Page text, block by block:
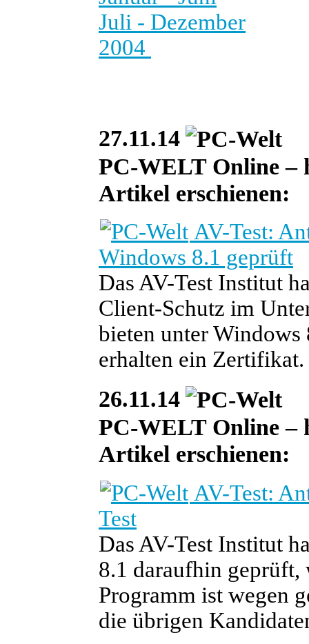
Juli - Dezember
2004
27.11.14
PC-WELT Online –
Artikel erschienen:
AV-Test:
Windows 8.1 geprüft
Das AV-Test Institut
Client-Schutz im
bieten unter Windows
erhalten ein
26.11.14
PC-WELT Online –
Artikel erschienen:
AV-Test:
Test
Das AV-Test Institut
8.1 daraufhin geprüft,
Programm ist wegen
die übrigen